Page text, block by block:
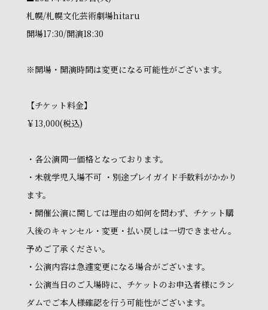
札幌/札幌文化芸術劇場hitaru
開場17:30/開演18:30
※開場・開演時間は変更になる可能性がございます。
【チケット料金】
￥13,000(税込)
・各公演同一価格となっております。
・未就学児入場不可 ・別途プレイガイド手数料がかかり
ます。
・開催公演に関しては理由の如何を問わず、チケット購
入後のキャンセル・変更・払い戻しは一切できません。
予めご了承ください。
・公演内容は急遽変更になる場合がございます。
・公演当日のご入場時に、チケットのお申込者様にラン
ダムでご本人様確認を行う可能性がございます。